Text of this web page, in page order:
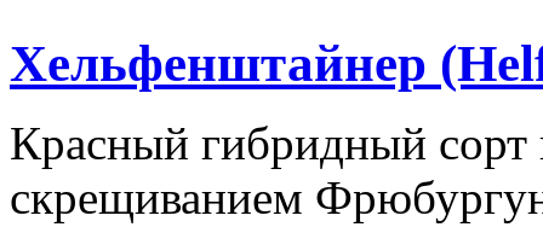
Хельфенштайнер
Красный гибридный сорт
скрещиванием